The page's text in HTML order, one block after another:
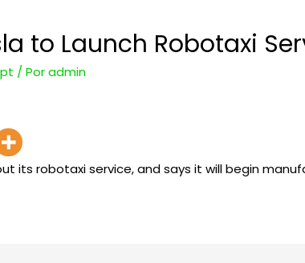
to Launch Robotaxi
/ Poradmin
its robotaxi service, and says it will begin